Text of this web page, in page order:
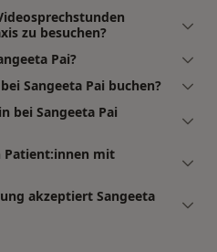
zu besuchen?
Pai?
Sangeeta Pai buchen?
bei Sangeeta Pai
Patient:innen mit
akzeptiert Sangeeta